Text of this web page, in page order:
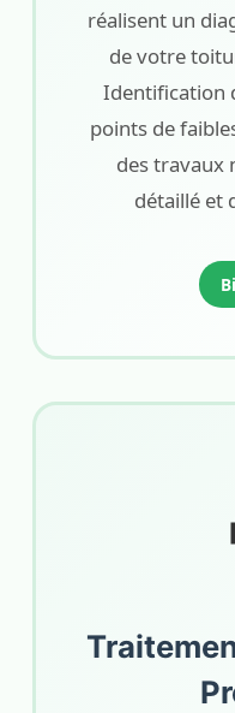
réalisent un
de votre
Identification
points de
des travaux
détaillé et